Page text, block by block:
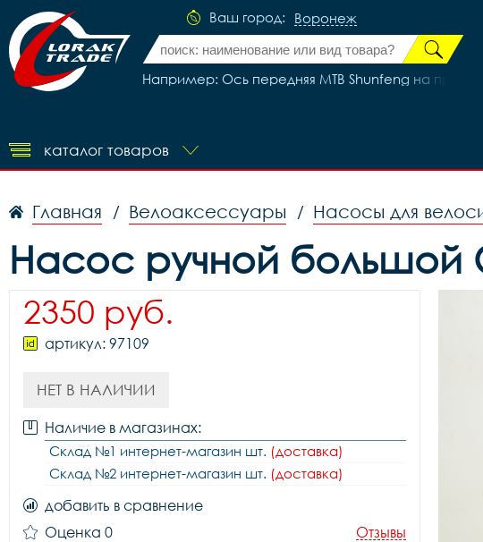
Ваш город: Воронеж
Например: Ось передняя MTB Shunfeng на промах
каталог товаров
Главная / Велоаксессуары / Насосы для
Насос ручной большой
2350 руб.
артикул: 97109
НЕТ В НАЛИЧИИ
Наличие в магазинах:
Склад №1 интернет-магазин шт. (доставка)
Склад №2 интернет-магазин шт. (доставка)
добавить в сравнение
Оценка 0
Отзывы